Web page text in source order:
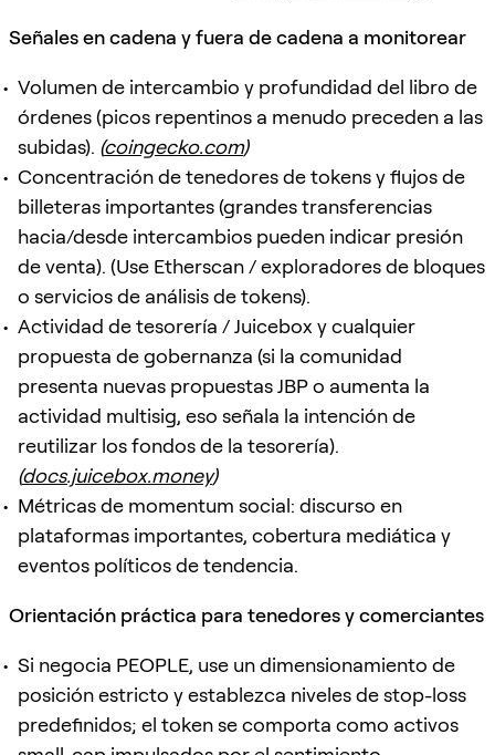
Señales en cadena y fuera de cadena a monitorear
Volumen de intercambio y profundidad del libro de
órdenes (picos repentinos a menudo preceden a las
subidas). (coingecko.com)
Concentración de tenedores de tokens y flujos de
billeteras importantes (grandes transferencias
hacia/desde intercambios pueden indicar presión
de venta). (Use Etherscan / exploradores de bloques
o servicios de análisis de tokens).
Actividad de tesorería / Juicebox y cualquier
propuesta de gobernanza (si la comunidad
presenta nuevas propuestas JBP o aumenta la
actividad multisig, eso señala la intención de
reutilizar los fondos de la tesorería).
(docs.juicebox.money)
Métricas de momentum social: discurso en
plataformas importantes, cobertura mediática y
eventos políticos de tendencia.
Orientación práctica para tenedores y comerciantes
Si negocia PEOPLE, use un dimensionamiento de
posición estricto y establezca niveles de stop-loss
predefinidos; el token se comporta como activos